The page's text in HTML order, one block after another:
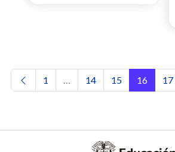
Navegación de entradas
1 14 15 16 17